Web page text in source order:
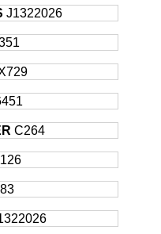
J1322026
C264